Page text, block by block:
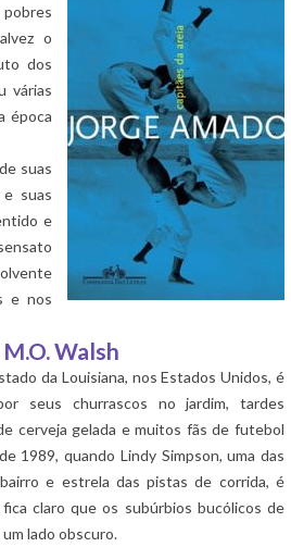
o
dos
várias
época
suas
suas
e
e nos
Walsh
da Louisiana, nos Estados Unidos, é
seus churrascos no jardim, tardes
cerveja gelada e muitos fãs de futebol
1989, quando Lindy Simpson, uma das
e estrela das pistas de corrida, é
claro que os subúrbios bucólicos de
lado obscuro.